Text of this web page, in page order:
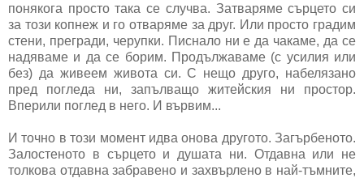
понякога просто така се случва. Затваряме сърцето си
за този копнеж и го отваряме за друг. Или просто градим
стени, прегради, черупки. Писнало ни е да чакаме, да се
надяваме и да се борим. Продължаваме (с усилия или
без) да живеем живота си. С нещо друго, набелязано
пред погледа ни, запълващо житейския ни простор.
Вперили поглед в него. И вървим...
И точно в този момент идва онова другото. Загърбеното.
Залостеното в сърцето и душата ни. Отдавна или не
толкова отдавна забравено и захвърлено в най-тъмните,